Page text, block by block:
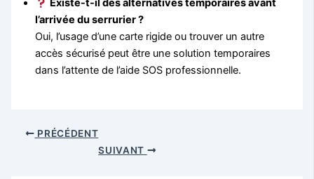
Existe-t-il des alternatives temporaires avant
l’arrivée du serrurier ?
Oui, l’usage d’une carte rigide ou trouver un autre
accès sécurisé peut être une solution temporaires
dans l’attente de l’aide SOS professionnelle.
PRÉCÉDENT
SUIVANT